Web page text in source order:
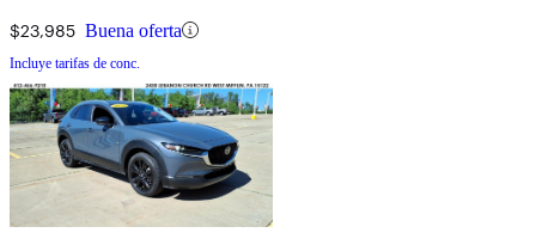
$23,985 Buena oferta
Incluye tarifas de conc.